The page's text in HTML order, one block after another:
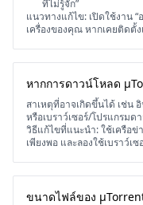
ที่ไม่รู้จัก”
แนวทางแก้ไข: เปิดใช้งาน
เครื่องของคุณ หากเคยติดตั้
หากการดาวน์โหลด
สาเหตุที่อาจเกิดขึ้นได้ เช่น
หรือเบราว์เซอร์/โปรแกรม
วิธีแก้ไขที่แนะนำ: ใช้เครือข่
เพียงพอ และลองใช้เบราว์เ
ขนาดไฟล์ของ